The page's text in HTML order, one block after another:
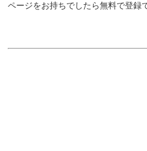
ページをお持ちでしたら無料で登録